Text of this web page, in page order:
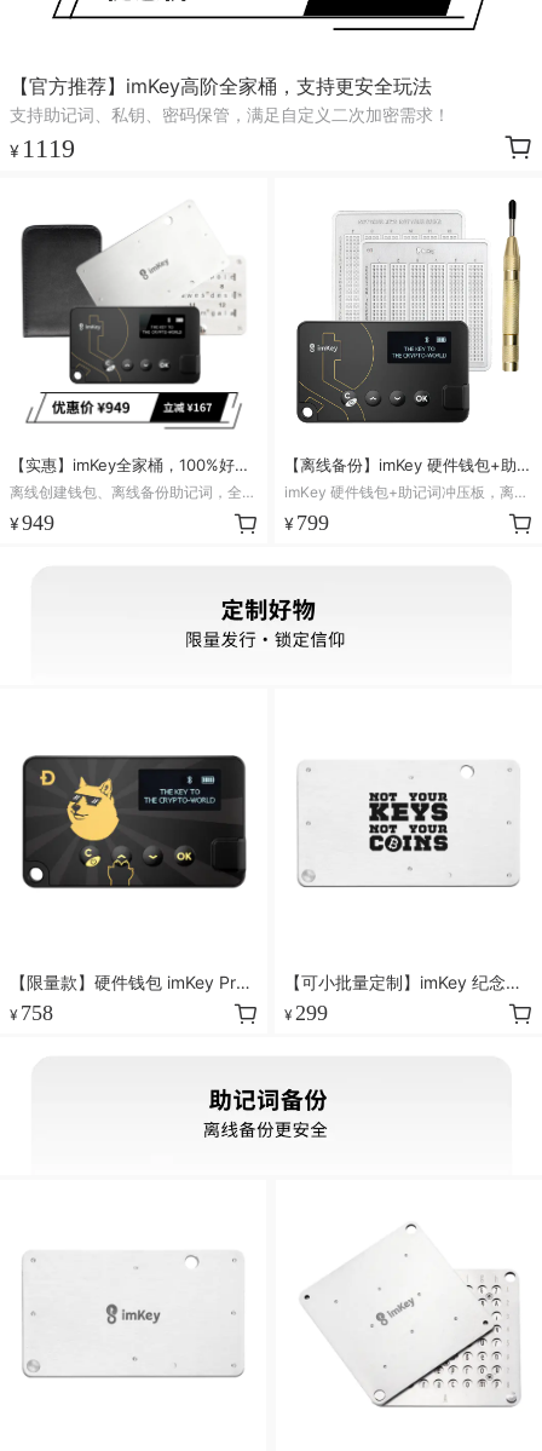
【官方推荐】imKey高阶全家桶，支持更安全玩法
支持助记词、私钥、密码保管，满足自定义二次加密需求！
¥ 1119
【实惠】imKey全家桶，100%好评
资管方案
离线创建钱包、离线备份助记词，全方
位确保资产安全！
¥949
【离线备份】imKey 硬件钱包+助记
词冲压板L1 Pro
imKey 硬件钱包+助记词冲压板，离线
创建+离线备份，提升数字资产安全！
¥799
【限量款】硬件钱包 imKey Pro
狗狗币定制版
¥ 758
【可小批量定制】imKey 纪念版
定制密盒 S1
¥299